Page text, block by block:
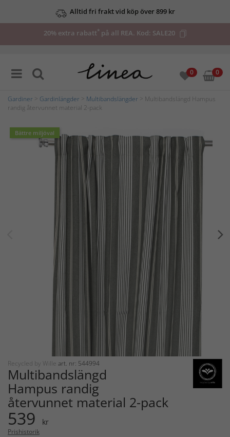
Alltid fri frakt vid köp över 899 kr
20% extra rabatt*på all REA. Kod: SALE20
0 0
Gardiner Gardinlängder Multibandslängder > Multibandslängd Hampus
randig återvunnet material 2-pack
Bättre miljöval
Recycled by Wille art. nr: 544994
Multibandslängd
Hampus randig
återvunnet material 2-pack
539 kr
Prishistorik